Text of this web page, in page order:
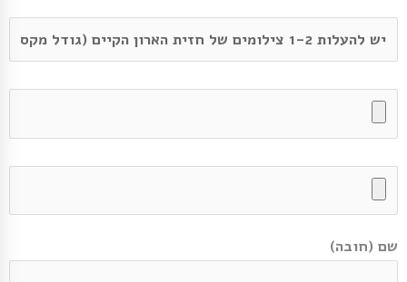
שם (חובה)